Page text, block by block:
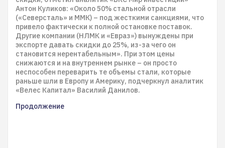
Антон Куликов: «Около 50% стальной отрасли
(«Северсталь» и ММК) – под жесткими санкциями, что
привело фактически к полной остановке поставок.
Другие компании (НЛМК и «Евраз») вынуждены при
экспорте давать скидки до 25%, из-за чего он
становится нерентабельным». При этом цены
снижаются и на внутреннем рынке – он просто
неспособен переварить те объемы стали, которые
раньше шли в Европу и Америку, подчеркнул аналитик
«Велес Капитал» Василий Данилов.
Продолжение